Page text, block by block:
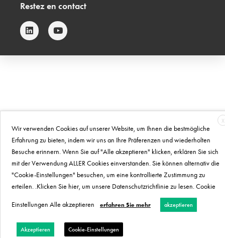
Restez en contact
X
Wir verwenden Cookies auf unserer Website, um Ihnen die bestmögliche
Erfahrung zu bieten, indem wir uns an Ihre Präferenzen und wiederholten
Besuche erinnern. Wenn Sie auf "Alle akzeptieren" klicken, erklären Sie sich
mit der Verwendung ALLER Cookies einverstanden. Sie können alternativ die
"Cookie-Einstellungen" besuchen, um eine kontrollierte Zustimmung zu
erteilen. .Klicken Sie hier, um unsere Datenschutzrichtlinie zu lesen. Cookie
Einstellungen Alle akzeptieren erfahren Sie mehr akzeptieren
Akzeptieren Cookie-Einstellungen